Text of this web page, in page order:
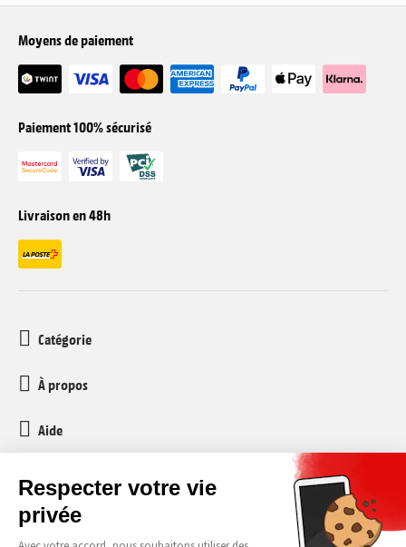
Moyens de paiement
Paiement 100% sécurisé
Livraison en 48h
Catégorie
À propos
Aide
Service client
media-markt-refurbished@recommerce.com